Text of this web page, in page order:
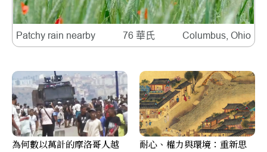
Patchy rain nearby 76 華氏 Columbus, Ohio
為何數以萬計的摩洛哥人越 耐心、權力與環境：重新思